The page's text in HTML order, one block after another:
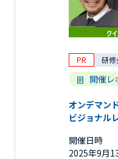
PR 研修
開催レ
オンデマン
ビジョナル
開催日時
2025年9月